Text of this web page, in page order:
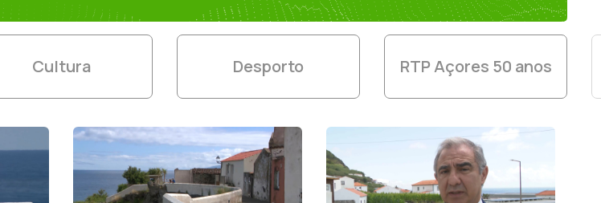
Cultura Desporto RTP Açores 50 anos